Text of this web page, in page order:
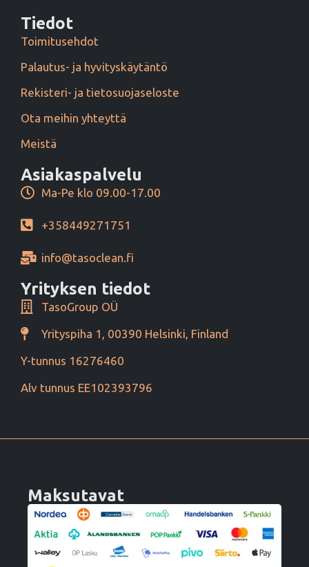
Tiedot
Toimitusehdot
Palautus- ja hyvityskäytäntö
Rekisteri- ja tietosuojaseloste
Ota meihin yhteyttä
Meistä
Asiakaspalvelu
Ma-Pe klo 09.00-17.00
+358449271751
info@tasoclean.fi
Yrityksen tiedot
TasoGroup OÜ
Yrityspiha 1, 00390 Helsinki, Finland
Y-tunnus 16276460
Alv tunnus EE102393796
Maksutavat